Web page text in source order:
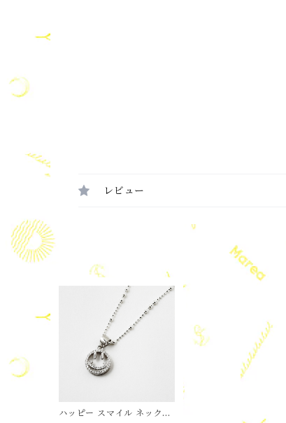
レビュー
ハッピー スマイル ネックレ